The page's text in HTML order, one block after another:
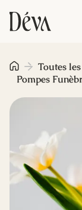
Obsèques
Prévoyance
Livraison
Toutes
Pompes